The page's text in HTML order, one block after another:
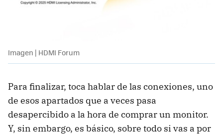
Imagen | HDMI Forum
Para finalizar, toca hablar de las conexiones, uno
de esos apartados que a veces pasa
desapercibido a la hora de comprar un monitor.
Y, sin embargo, es básico, sobre todo si vas a por